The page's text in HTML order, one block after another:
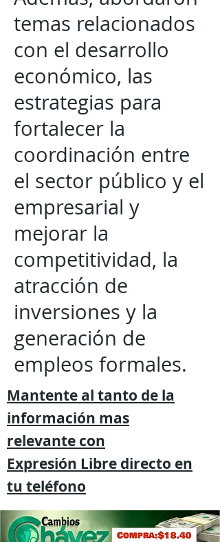
temas relacionados
con el desarrollo
económico, las
estrategias para
fortalecer la
coordinación entre
el sector público y el
empresarial y
mejorar la
competitividad, la
atracción de
inversiones y la
generación de
empleos formales.
Mantente al tanto de la
información mas
relevante con
Expresión Libre directo en
tu teléfono